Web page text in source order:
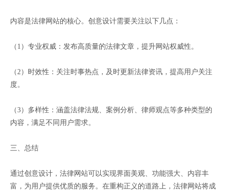
内容是法律网站的核心。创意设计需要关注以下几点：
（1）专业权威：发布高质量的法律文章，提升网站权威性。
（2）时效性：关注时事热点，及时更新法律资讯，提高用户关注
度。
（3）多样性：涵盖法律法规、案例分析、律师观点等多种类型的
内容，满足不同用户需求。
三、总结
通过创意设计，法律网站可以实现界面美观、功能强大、内容丰
富，为用户提供优质的服务。在重构正义的道路上，法律网站将成